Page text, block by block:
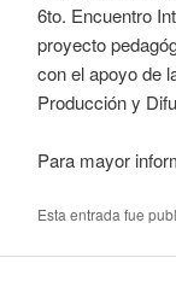
6to. Encuentro
proyecto
con el apoyo de
Producción y
Para mayor
Esta entrada fue